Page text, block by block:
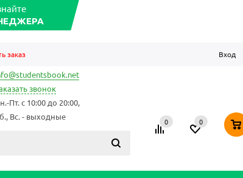
заказ Вход
звонок
Пт. с 10:00 до 20:00,
Вс. - выходные
0 0